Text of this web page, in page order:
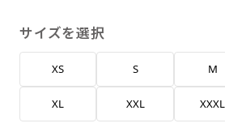
サイズを選択
XS S M
XL XXL XXXL
デザインの色や文字等が変更
魔になりにくいのがポイントで
ールが必要です。
店内用です。お客さんの歩行や
魔になりにくいのがポイントで
ールが必要です。